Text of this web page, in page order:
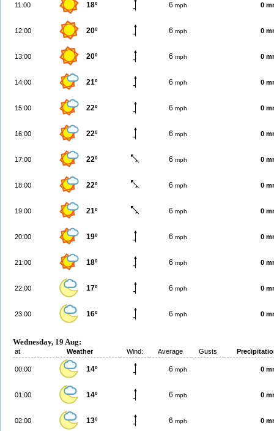
11:00 18º 6 mph 0
12:00 20º 6 mph 0
13:00 20º 6 mph 0
14:00 21º 6 mph 0
15:00 22º 6 mph 0
16:00 22º 6 mph 0
17:00 22º 6 mph 0
18:00 22º 6 mph 0
19:00 21º 6 mph 0
20:00 19º 6 mph 0
21:00 18º 6 mph 0
22:00 17º 6 mph 0
23:00 16º 6 mph 0
Wednesday, 19 Aug:
at Weather Wind: Average Gusts
00:00 14º 6 mph 0
01:00 14º 6 mph 0
02:00 13º 6 mph 0